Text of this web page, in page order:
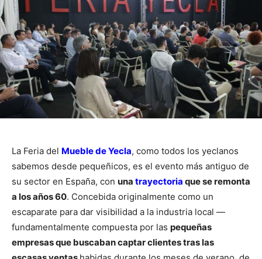
La Feria del Mueble de Yecla, como todos los yeclanos
sabemos desde pequeñicos, es el evento más antiguo de
su sector en España, con una trayectoria que se remonta
a los años 60. Concebida originalmente como un
escaparate para dar visibilidad a la industria local —
fundamentalmente compuesta por las pequeñas
empresas que buscaban captar clientes tras las